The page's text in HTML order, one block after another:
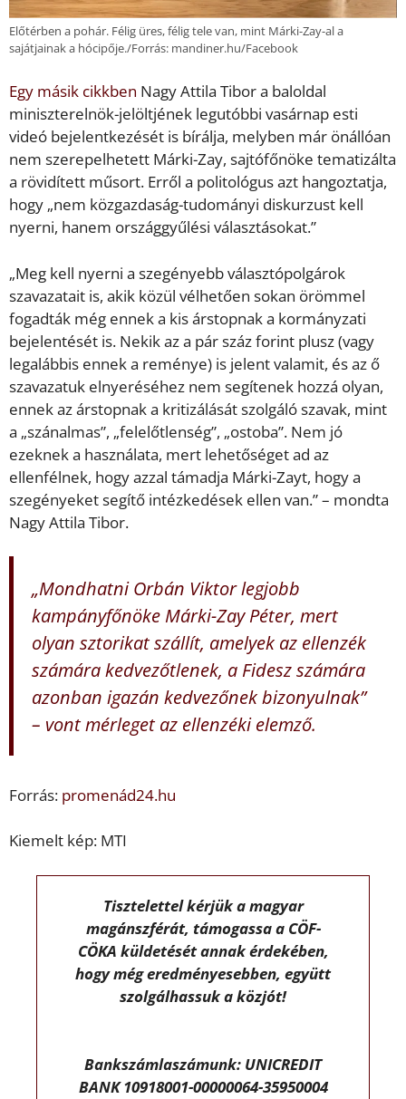
Előtérben a pohár. Félig üres, félig tele van, mint Márki-Zay-al a
sajátjainak a hócipője./Forrás: mandiner.hu/Facebook
Egy másik cikkben Nagy Attila Tibor a baloldal
miniszterelnök-jelöltjének legutóbbi vasárnap esti
videó bejelentkezését is bírálja, melyben már önállóan
nem szerepelhetett Márki-Zay, sajtófőnöke tematizálta
a rövidített műsort. Erről a politológus azt hangoztatja,
hogy „nem közgazdaság-tudományi diskurzust kell
nyerni, hanem országgyűlési választásokat.”
„Meg kell nyerni a szegényebb választópolgárok
szavazatait is, akik közül vélhetően sokan örömmel
fogadták még ennek a kis árstopnak a kormányzati
bejelentését is. Nekik az a pár száz forint plusz (vagy
legalábbis ennek a reménye) is jelent valamit, és az ő
szavazatuk elnyeréséhez nem segítenek hozzá olyan,
ennek az árstopnak a kritizálását szolgáló szavak, mint
a „szánalmas”, „felelőtlenség”, „ostoba”. Nem jó
ezeknek a használata, mert lehetőséget ad az
ellenfélnek, hogy azzal támadja Márki-Zayt, hogy a
szegényeket segítő intézkedések ellen van.” – mondta
Nagy Attila Tibor.
„Mondhatni Orbán Viktor legjobb
kampányfőnöke Márki-Zay Péter, mert
olyan sztorikat szállít, amelyek az ellenzék
számára kedvezőtlenek, a Fidesz számára
azonban igazán kedvezőnek bizonyulnak”
– vont mérleget az ellenzéki elemző.
Forrás: promenád24.hu
Kiemelt kép: MTI
Tisztelettel kérjük a magyar
magánszférát, támogassa a CÖF-
CÖKA küldetését annak érdekében,
hogy még eredményesebben, együtt
szolgálhassuk a közjót!
Bankszámlaszámunk: UNICREDIT
BANK 10918001-00000064-35950004